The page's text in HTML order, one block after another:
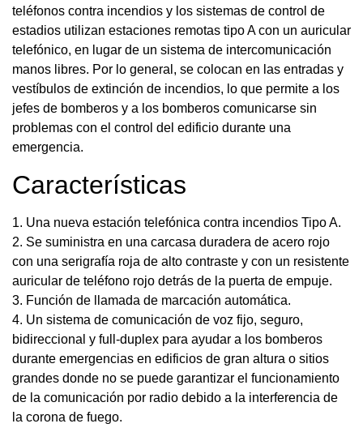
teléfonos contra incendios y los sistemas de control de
estadios utilizan estaciones remotas tipo A con un auricular
telefónico, en lugar de un sistema de intercomunicación
manos libres. Por lo general, se colocan en las entradas y
vestíbulos de extinción de incendios, lo que permite a los
jefes de bomberos y a los bomberos comunicarse sin
problemas con el control del edificio durante una
emergencia.
Características
1. Una nueva estación telefónica contra incendios Tipo A.
2. Se suministra en una carcasa duradera de acero rojo
con una serigrafía roja de alto contraste y con un resistente
auricular de teléfono rojo detrás de la puerta de empuje.
3. Función de llamada de marcación automática.
4. Un sistema de comunicación de voz fijo, seguro,
bidireccional y full-duplex para ayudar a los bomberos
durante emergencias en edificios de gran altura o sitios
grandes donde no se puede garantizar el funcionamiento
de la comunicación por radio debido a la interferencia de
la corona de fuego.